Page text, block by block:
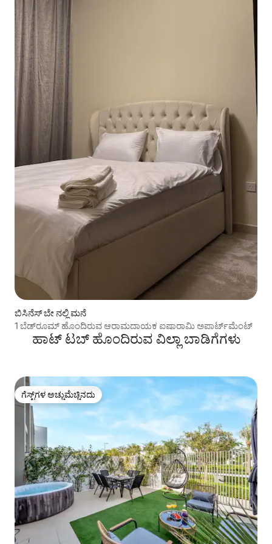
ಬಿಸಿನೆಸ್ ಬೇ ನಲ್ಲಿ ಮನೆ
1 ಬೆಡ್‌ರೂಮ್ ಹೊಂದಿರುವ ಆರಾಮದಾಯಕ ಐಷಾರಾಮಿ ಅಪಾರ್ಟ್‌ಮೆಂಟ್
ಹಾಟ್ ಟಬ್ ಹೊಂದಿರುವ ವಿಲ್ಲಾ ಬಾಡಿಗೆಗಳು
ಗೆಸ್ಟ್‌ಗಳ ಅಚ್ಚುಮೆಚ್ಚಿನದು
ಗೆಸ್ಟ್‌ಗಳ ಅಚ್ಚುಮೆಚ್ಚಿನದು